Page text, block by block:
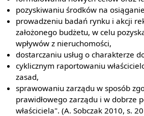
pozyskiwaniu środków na
prowadzeniu badań rynku i akcji
założonego budżetu, w celu
wpływów z nieruchomości,
dostarczaniu usług o charakterze
cyklicznym raportowaniu
zasad,
sprawowaniu zarządu w sposób
prawidłowego zarządu i w dobrze
właściciela". (A. Sobczak 2010, s. 20